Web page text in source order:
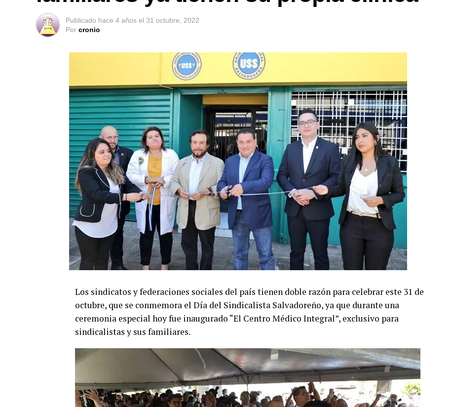
Publicado hace 4 años el 31 octubre, 2022
Por cronio
Los sindicatos y federaciones sociales del país tienen doble razón para celebrar este 31 de
octubre, que se conmemora el Día del Sindicalista Salvadoreño, ya que durante una
ceremonia especial hoy fue inaugurado “El Centro Médico Integral”, exclusivo para
sindicalistas y sus familiares.